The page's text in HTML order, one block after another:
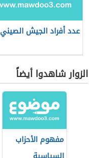
عدد أفراد الجيش الصيني
الزوار شاهدوا أيضاً
مفهوم الأحزاب